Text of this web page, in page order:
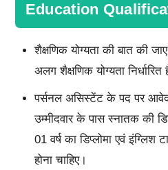
Education
शैक्षणिक योग्यता की बात की
अलग शैक्षणिक योग्यता
पर्सनल असिस्टेंट के पद पर
उम्मीदवार के पास स्नातक की
01 वर्ष का डिप्लोमा एवं इंग्लिश
होना चाहिए।